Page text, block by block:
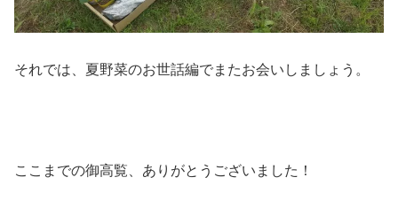
それでは、夏野菜のお世話編でまたお会いしましょう。
ここまでの御高覧、ありがとうございました！